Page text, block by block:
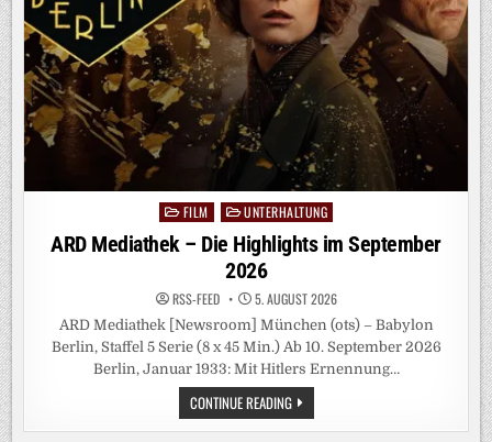
Posted
in
FILM UNTERHALTUNG
ARD Mediathek – Die Highlights im September
2026
RSS-FEED 5. AUGUST 2026
ARD Mediathek [Newsroom] München (ots) – Babylon
Berlin, Staffel 5 Serie (8 x 45 Min.) Ab 10. September 2026
Berlin, Januar 1933: Mit Hitlers Ernennung…
CONTINUE READINGARD
MEDIATHEK
–